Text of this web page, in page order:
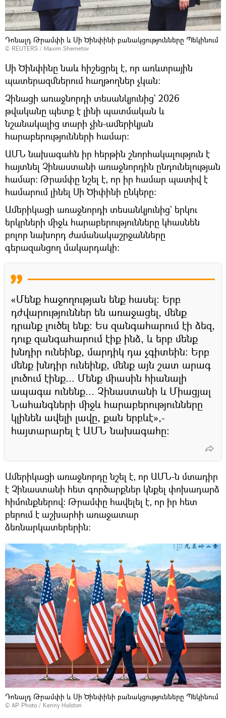
Դոնալդ Թրամփի և Սի Ծինփինի բանակցությունները Պեկինում
© REUTERS / Maxim Shemetov
Սի Ծինփինը նաև հիշեցրել է, որ առևտրային
պատերազմներում հաղթողներ չկան։
Չինացի առաջնորդի տեսանկյունից` 2026
թվականը պետք է լինի պատմական և
նշանակալից տարի չին-ամերիկյան
հարաբերությունների համար։
ԱՄՆ նախագահն իր հերթին շնորհակալություն է
հայտնել Չինաստանի առաջնորդին ընդունելության
համար։ Թրամփը նշել է, որ իր համար պատիվ է
համարում լինել Սի Ծիփինի ընկերը։
Ամերիկացի առաջնորդի տեսանկյունից` երկու
երկրների միջև հարաբերությունները կհասնեն
բոլոր նախորդ ժամանակաշրջանները
գերազանցող մակարդակի։
«Մենք հաջողության ենք հասել։ Երբ
դժվարություններ են առաջացել, մենք
դրանք լուծել ենք։ Ես զանգահարում էի ձեզ,
դուք զանգահարում էիք ինձ, և երբ մենք
խնդիր ունեինք, մարդիկ դա չգիտեին։ Երբ
մենք խնդիր ունեինք, մենք այն շատ արագ
լուծում էինք... Մենք միասին հիանալի
ապագա ունենք... Չինաստանի և Միացյալ
Նահանգների միջև հարաբերությունները
կլինեն ավելի լավը, քան երբևէ»,-
հայտարարել է ԱՄՆ նախագահը։
Ամերիկացի առաջնորդը նշել է, որ ԱՄՆ-ն մտադիր
է Չինաստանի հետ գործարքներ կնքել փոխադարձ
հիմունքներով։ Թրամփը հավելել է, որ իր հետ
բերում է աշխարհի առաջատար
ձեռնարկատերերին։
Դոնալդ Թրամփի և Սի Ծինփինի բանակցությունները Պեկինում
© AP Photo / Kenny Holston